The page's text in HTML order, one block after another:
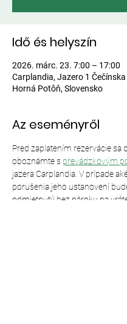
Idő és helyszín
2026. márc. 23. 7:00 – 17:00
Carplandia, Jazero 1
Horná Potôň, Slovensko
Az eseményről
Pred zaplatením rezervácie sa
oboznámte s prevádzkovým
jazera Carplandia. V prípade
porušenia jeho ustanovení
odmietnutý bez nároku na